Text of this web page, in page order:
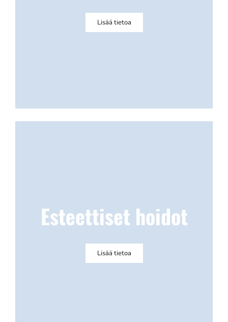
Lisää tietoa
Esteettiset hoidot
Lisää tietoa